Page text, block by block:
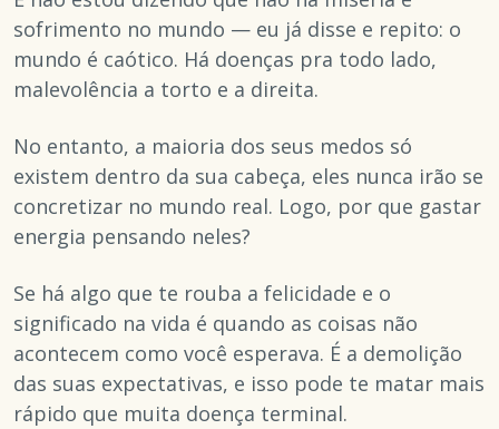
sofrimento no mundo — eu já disse e repito: o
mundo é caótico. Há doenças pra todo lado,
malevolência a torto e a direita.
No entanto, a maioria dos seus medos só
existem dentro da sua cabeça, eles nunca irão se
concretizar no mundo real. Logo, por que gastar
energia pensando neles?
Se há algo que te rouba a felicidade e o
significado na vida é quando as coisas não
acontecem como você esperava. É a demolição
das suas expectativas, e isso pode te matar mais
rápido que muita doença terminal.